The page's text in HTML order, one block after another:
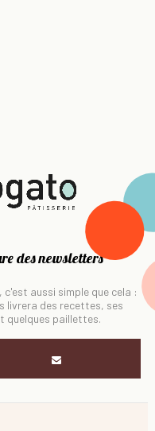
des newsletters
aussi simple que cela :
livrera des recettes, ses
quelques paillettes.